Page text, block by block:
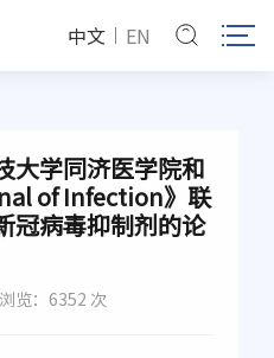
中文 EN
大学同济医学院和
of Infection》联
冠病毒抑制剂的论
浏览：6352 次